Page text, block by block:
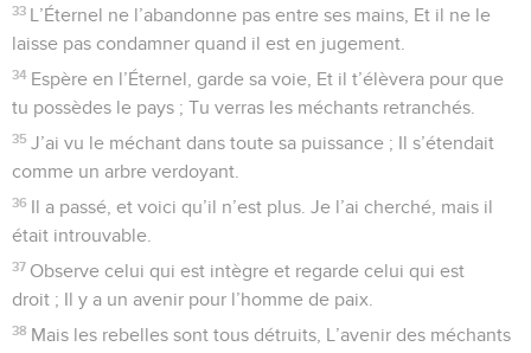
33 L’Éternel ne l’abandonne pas entre ses mains, Et il ne le
laisse pas condamner quand il est en jugement.
34 Espère en l’Éternel, garde sa voie, Et il t’élèvera pour que
tu possèdes le pays ; Tu verras les méchants retranchés.
35 J’ai vu le méchant dans toute sa puissance ; Il s’étendait
comme un arbre verdoyant.
36 Il a passé, et voici qu’il n’est plus. Je l’ai cherché, mais il
était introuvable.
37 Observe celui qui est intègre et regarde celui qui est
droit ; Il y a un avenir pour l’homme de paix.
38 Mais les rebelles sont tous détruits, L’avenir des méchants